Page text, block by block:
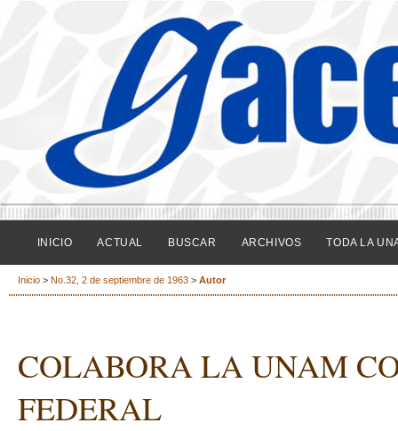
INICIO ACTUAL BUSCAR ARCHIVOS TODA LA
Inicio > No.32, 2 de septiembre de 1963 > Autor
COLABORA LA UNAM
FEDERAL